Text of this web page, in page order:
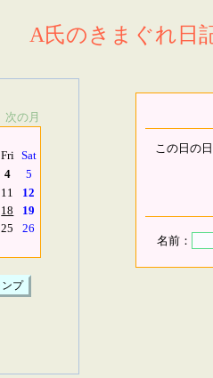
A氏のきまぐれ日
次の月
Fri Sat
4
5
11
12
18
19
25
26
この日の
名前：